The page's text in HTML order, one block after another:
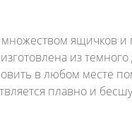
ящичков и
из
в любом месте
плавно и